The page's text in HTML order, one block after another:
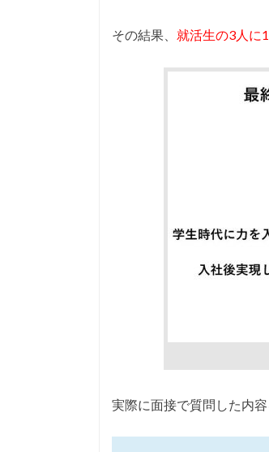
その結果、 就活生の3人に
実際に面接で質問した内